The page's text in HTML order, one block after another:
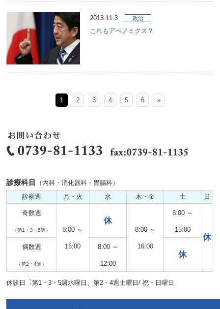
2013.11.3 政治
これもアベノミクス？
1 2 3 4 5 6 »
診療科目
（内科・消化器科・胃腸科）
診察週
月・火 水 木・金 土 日
奇数週
（第1・3・5週） 8:00 ～
16:00
休
8:00 ～
16:00
8:00 ～
15:00
休
偶数週
（第2・4週）
8:00 ～
12:00
休
休診日︓第1・3・5週水曜日、第2・4週土曜日/ 祝・日曜日